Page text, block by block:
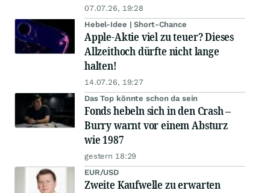
07.07.26, 19:28
Hebel-Idee | Short-Chance
Apple-Aktie viel zu teuer? Dieses
Allzeithoch dürfte nicht lange
halten!
14.07.26, 19:27
Das Top könnte schon da sein
Fonds hebeln sich in den Crash –
Burry warnt vor einem Absturz
wie 1987
gestern 18:29
EUR/USD
Zweite Kaufwelle zu erwarten